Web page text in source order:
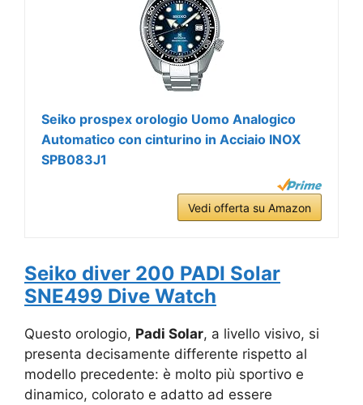
Seiko prospex orologio Uomo Analogico
Automatico con cinturino in Acciaio INOX
SPB083J1
Vedi offerta su Amazon
Seiko diver 200 PADI Solar
SNE499 Dive Watch
Questo orologio, Padi Solar, a livello visivo, si
presenta decisamente differente rispetto al
modello precedente: è molto più sportivo e
dinamico, colorato e adatto ad essere